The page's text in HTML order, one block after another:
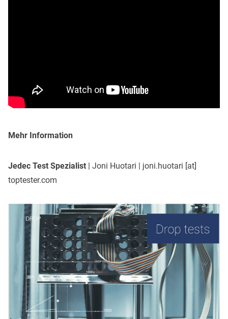
Mehr Information
Jedec Test Spezialist | Joni Huotari | joni.huotari [at]
toptester.com